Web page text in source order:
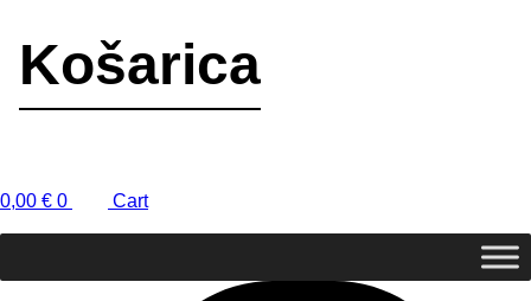
0,00 € 0 Cart